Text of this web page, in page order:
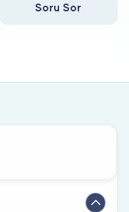
Soru Sor